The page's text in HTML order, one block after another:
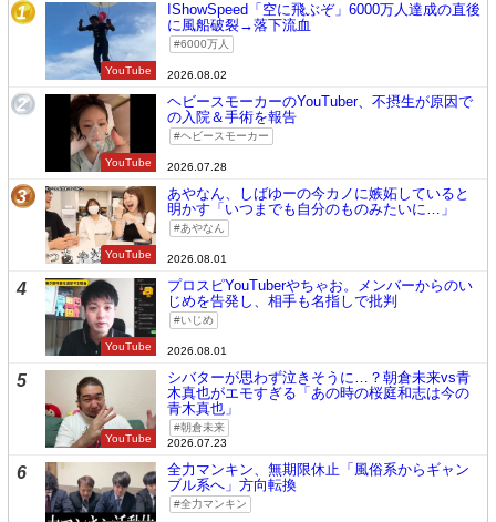
1
YouTube
IShowSpeed「空に飛ぶぞ」6000万人達成の直後
に風船破裂→落下流血
6000万人
2026.08.02
2
YouTube
ヘビースモーカーのYouTuber、不摂生が原因で
の入院＆手術を報告
ヘビースモーカー
2026.07.28
3
YouTube
あやなん、しばゆーの今カノに嫉妬していると
明かす「いつまでも自分のものみたいに…」
あやなん
2026.08.01
4
YouTube
プロスピYouTuberやちゃお。メンバーからのい
じめを告発し、相手も名指しで批判
いじめ
2026.08.01
5
YouTube
シバターが思わず泣きそうに…？朝倉未来vs青
木真也がエモすぎる「あの時の桜庭和志は今の
青木真也」
朝倉未来
2026.07.23
6
全力マンキン、無期限休止「風俗系からギャン
ブル系へ」方向転換
全力マンキン